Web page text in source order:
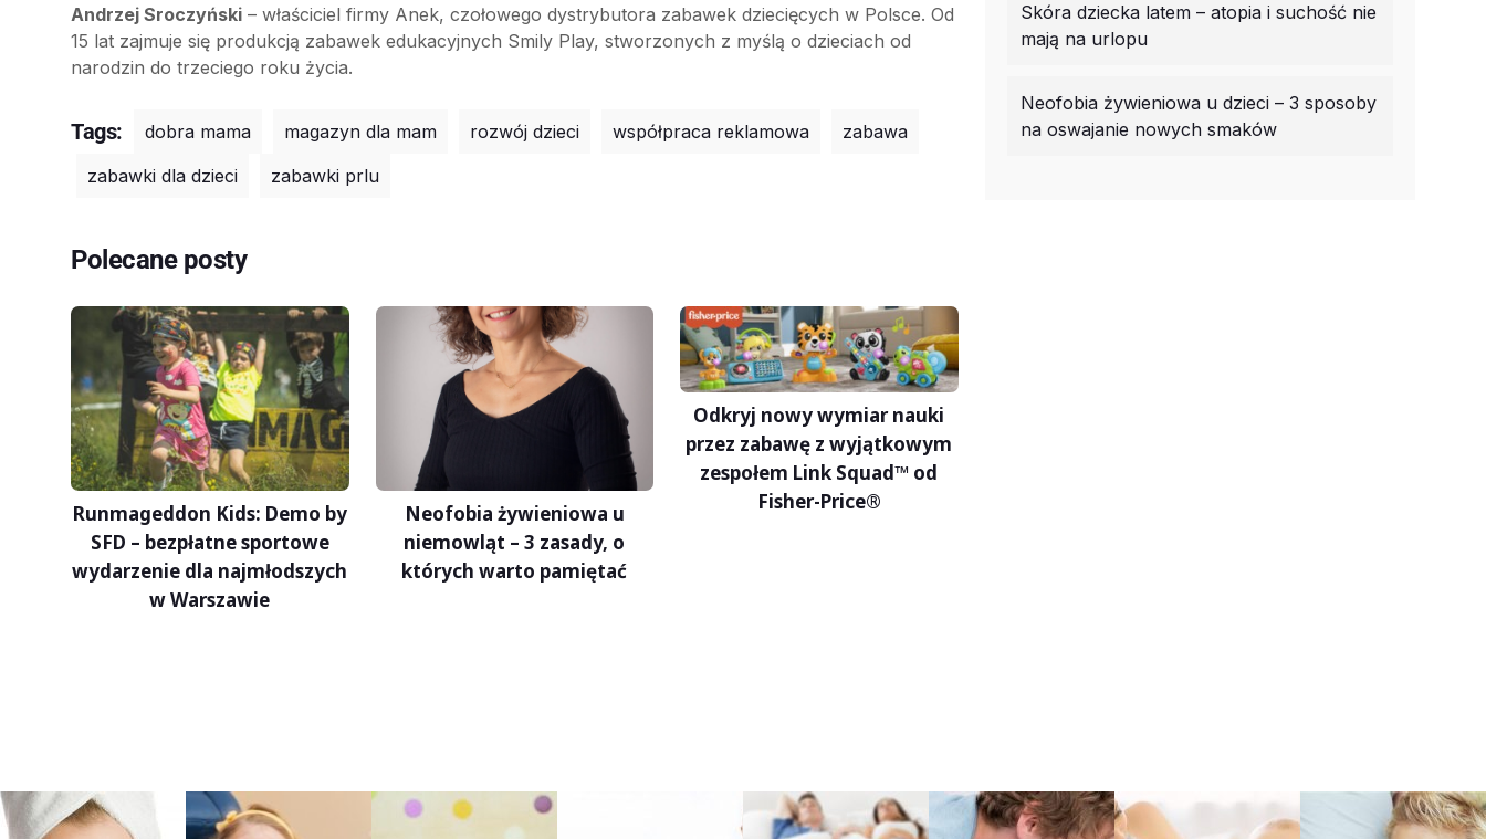
Andrzej Sroczyński – właściciel firmy Anek, czołowego dystrybutora zabawek dziecięcych w Polsce. Od
15 lat zajmuje się produkcją zabawek edukacyjnych Smily Play, stworzonych z myślą o dzieciach od
narodzin do trzeciego roku życia.
Tags: dobra mama magazyn dla mam rozwój dzieci współpraca reklamowa
zabawa
zabawki dla dzieci
zabawki prlu
Polecane posty
Runmageddon Kids: Demo by
SFD – bezpłatne sportowe
wydarzenie dla najmłodszych
w Warszawie
Neofobia żywieniowa u
niemowląt – 3 zasady, o
których warto pamiętać
Odkryj nowy wymiar nauki
przez zabawę z wyjątkowym
zespołem Link Squad™ od
Fisher-Price®
Skóra dziecka latem – atopia i suchość nie
mają na urlopu
Neofobia żywieniowa u dzieci – 3 sposoby
na oswajanie nowych smaków